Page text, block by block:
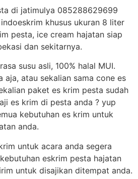
di jatimulya 085288629699
khusus ukuran 8 liter
pesta, ice cream hajatan siap
dan sekitarnya.
susu asli, 100% halal MUI.
aja, atau sekalian sama cone es
paket es krim pesta sudah
es krim di pesta anda ? yup
kebutuhan es krim untuk
anda.
untuk acara anda segera
eskrim pesta hajatan
untuk disajikan ditempat anda.